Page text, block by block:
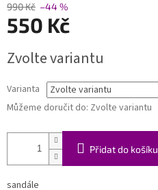
990 Kč –44 %
550 Kč
cena:
Zvolte variantu
Varianta
Můžeme doručit do: Zvolte variantu
Přidat do košíku
sandále